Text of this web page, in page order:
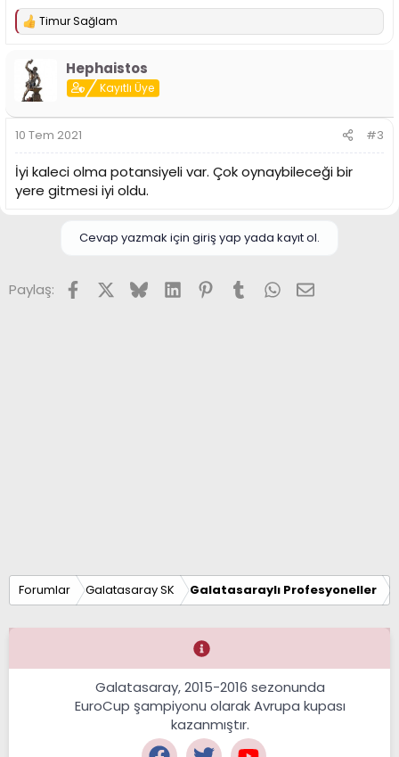
T
k
l
:
Timur Sağlam
Hephaistos
Kayıtlı Üye
10 Tem 2021 #3
İyi kaleci olma potansiyeli var. Çok oynaybileceği bir
yere gitmesi iyi oldu.
Cevap yazmak için giriş yap yada kayıt ol.
Paylaş: FacebookX (Twitter)
BlueskyLinkedInPinterest
TumblrWhatsApp
E-posta
Forumlar Galatasaray SK Galatasaraylı Profesyoneller
Galatasaray, 2015-2016 sezonunda
EuroCup şampiyonu olarak Avrupa kupası
kazanmıştır.